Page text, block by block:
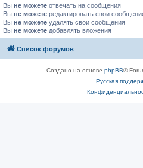
Вы не можете отвечать на сообщения
Вы не можете редактировать свои
Вы не можете удалять свои сообщения
Вы не можете добавлять вложения
Список форумов
Создано на основе phpBB®
Русская